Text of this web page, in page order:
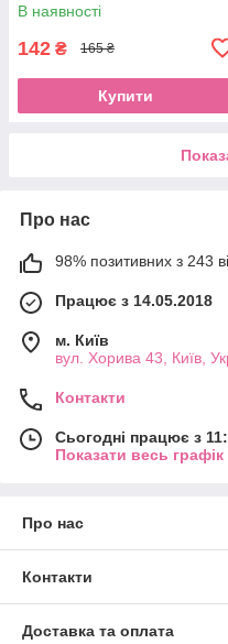
В наявності
142 ₴ 165 ₴
Купити
Про нас
98% позитивних з 243
Працює з 14.05.2018
м. Київ
вул. Хорива 43, Київ,
Контакти
Сьогодні працює з
Показати весь
Про нас
Контакти
Доставка та оплата